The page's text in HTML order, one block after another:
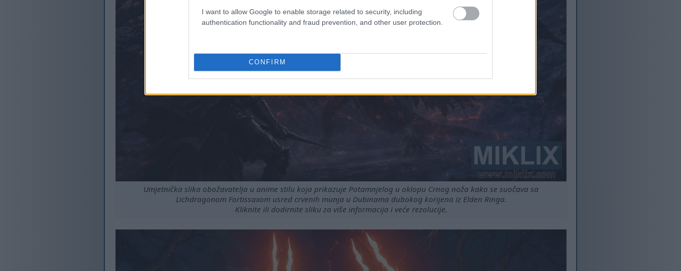
I want to allow Google to enable storage related to security, including
authentication functionality and fraud prevention, and other user protection.
CONFIRM
Umjetnička slika obožavatelja u anime stilu koja prikazuje Potamnjelog u oklopu Crnog noža kako se suočava sa
Lichdragonom Fortissaxom usred crvenih munja u Dubinama dubokog korijena iz Elden Ringa.
Kliknite ili dodirnite sliku za više informacija i veće rezolucije.